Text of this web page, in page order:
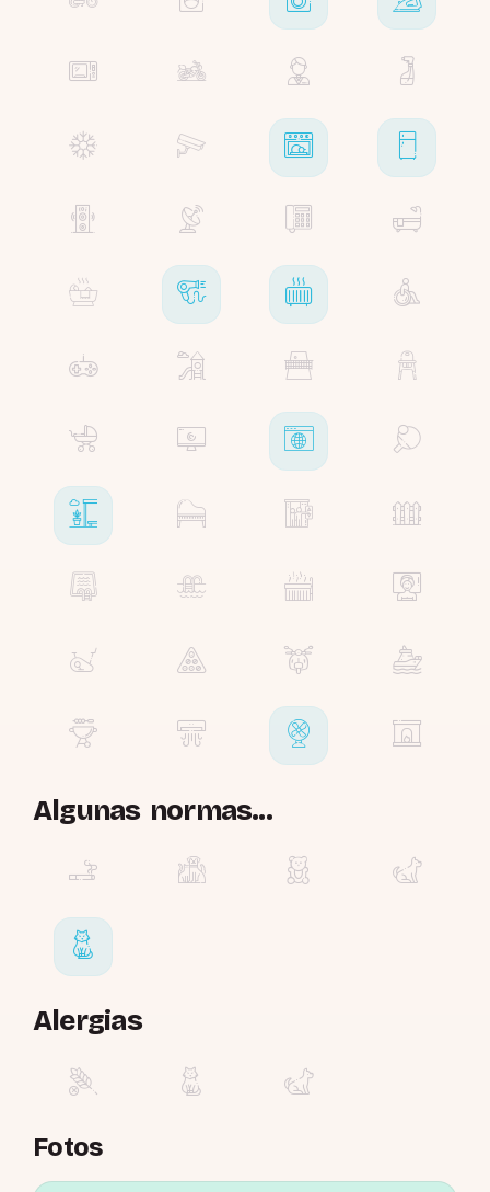
Algunas normas...
Alergias
Fotos